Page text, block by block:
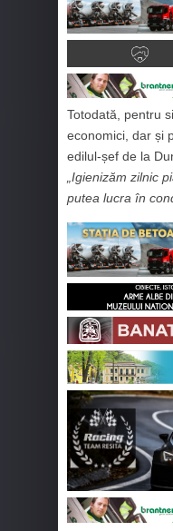
Totodată, pentru
economici, dar și
edilul-șef de la
„Igienizăm zilnic
putea lucra în